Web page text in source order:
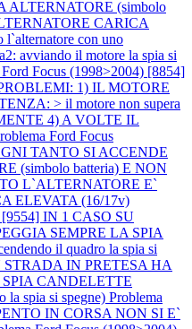
ALTERNATORE (simbolo
CARICA
con uno
avviando il motore la spia si
Focus (1998>2004) [8854]
1) IL MOTORE
> il motore non supera
4) A VOLTE IL
Ford Focus
TANTO SI ACCENDE
(simbolo batteria) E NON
L`ALTERNATORE E`
ELEVATA (16/17v)
[9554] IN 1 CASO SU
SEMPRE LA SPIA
il quadro la spia si
STRADA IN PRETESA HA
CANDELETTE
la spia si spegne) Problema
IN CORSA NON SI E`